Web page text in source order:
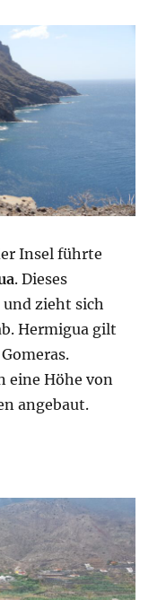
Insel führte
. Dieses
zieht sich
Hermigua gilt
eine Höhe von
angebaut.